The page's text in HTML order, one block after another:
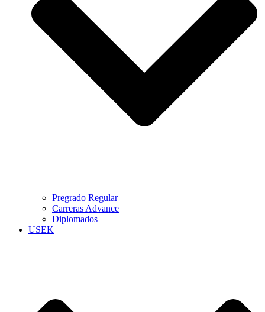
Pregrado Regular
Carreras Advance
Diplomados
USEK